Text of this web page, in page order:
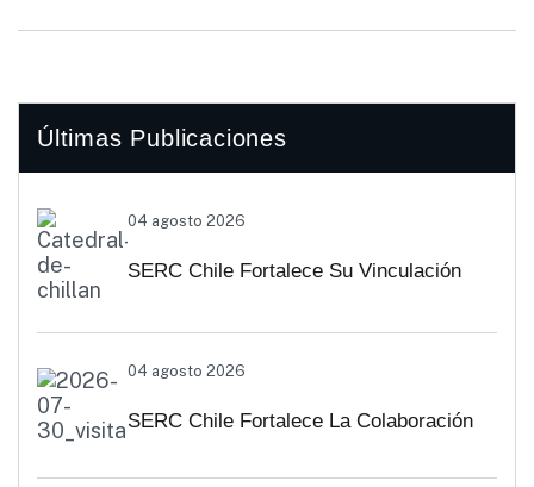
Últimas Publicaciones
04 agosto 2026
SERC Chile Fortalece Su Vinculación
Biobío Y Ñuble
04 agosto 2026
SERC Chile Fortalece La Colaboración
Interuniversitaria Para Impulsar